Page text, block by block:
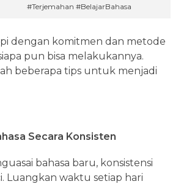
#Terjemahan #BelajarBahasa
dengan komitmen dan metode
pun bisa melakukannya.
beberapa tips untuk menjadi
Secara Konsisten
bahasa baru, konsistensi
Luangkan waktu setiap hari